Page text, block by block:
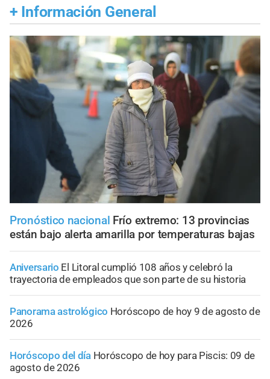
+ Información General
Pronóstico nacional Frío extremo: 13 provincias
están bajo alerta amarilla por temperaturas bajas
Aniversario El Litoral cumplió 108 años y celebró la
trayectoria de empleados que son parte de su historia
Panorama astrológico Horóscopo de hoy 9 de agosto de
2026
Horóscopo del día Horóscopo de hoy para Piscis: 09 de
agosto de 2026